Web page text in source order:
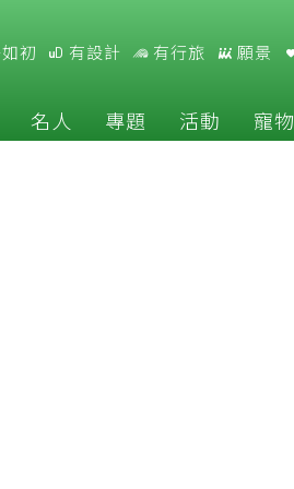
初 有設計 有行旅 願景
名人 專題 活動 寵物